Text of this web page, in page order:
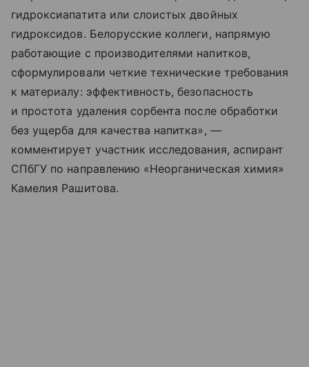
гидроксиапатита или слоистых двойных
гидроксидов. Белорусские коллеги, напрямую
работающие с производителями напитков,
сформулировали четкие технические требования
к материалу: эффективность, безопасность
и простота удаления сорбента после обработки
без ущерба для качества напитка», —
комментирует участник исследования, аспирант
СПбГУ по направлению «Неорганическая химия»
Камелия Рашитова.